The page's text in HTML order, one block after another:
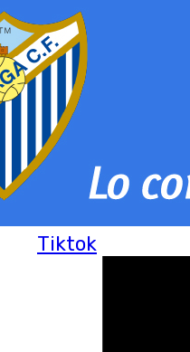
Tiktok